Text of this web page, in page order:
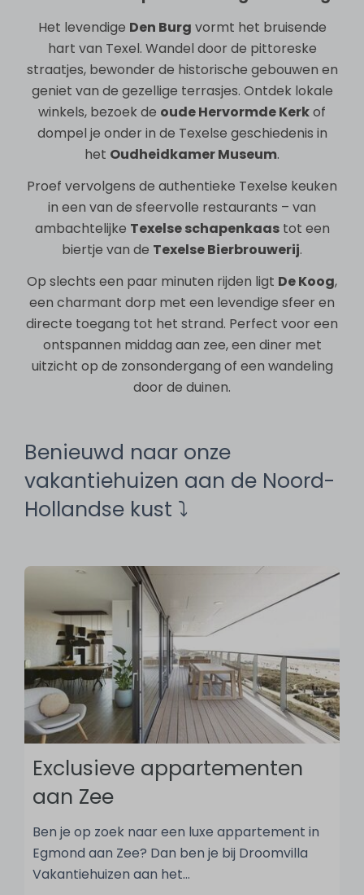
Het levendige Den Burg vormt het bruisende
hart van Texel. Wandel door de pittoreske
straatjes, bewonder de historische gebouwen en
geniet van de gezellige terrasjes. Ontdek lokale
winkels, bezoek de oude Hervormde Kerkof
dompel je onder in de Texelse geschiedenis in
het Oudheidkamer Museum.
Proef vervolgens de authentieke Texelse keuken
in een van de sfeervolle restaurants – van
ambachtelijke Texelse schapenkaastot een
biertje van de Texelse Bierbrouwerij.
Op slechts een paar minuten rijden ligt De Koog,
een charmant dorp met een levendige sfeer en
directe toegang tot het strand. Perfect voor een
ontspannen middag aan zee, een diner met
uitzicht op de zonsondergang of een wandeling
door de duinen.
Benieuwd naar onze
vakantiehuizen aan de Noord-
Hollandse kust ⤵︎
Exclusieve appartementen
aan Zee
Ben je op zoek naar een luxe appartement in
Egmond aan Zee? Dan ben je bij Droomvilla
Vakantiehuizen aan het…